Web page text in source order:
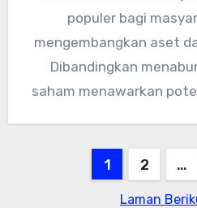
populer bagi
mengembangkan aset
Dibandingkan
saham menawarkan
Paginasi
1 2 …
Laman